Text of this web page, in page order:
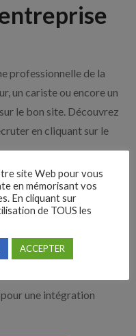
professionnelle de la
un cariste ou encore un
le bon site. Découvrez
en cliquant sur le
de recherches,
sont nos
une intégration
site Web pour vous
en mémorisant vos
En cliquant sur
de TOUS les
ACCEPTER